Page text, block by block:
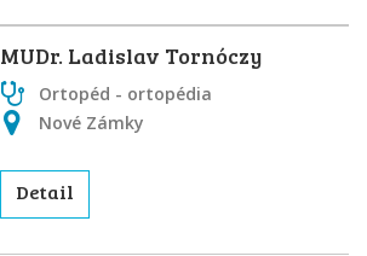
MUDr. Ladislav Tornóczy
Ortopéd - ortopédia
Nové Zámky
Detail